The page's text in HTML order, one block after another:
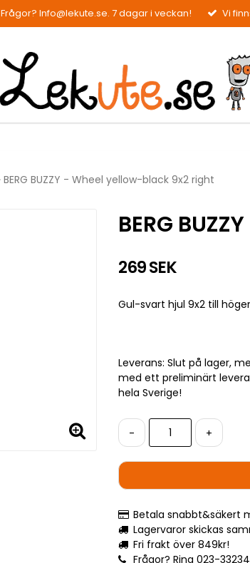
Frågor? Info@lekute.se. 7 dagar i veckan! Vi
BERG BUZZY - Wheel yellow-black 9x2 right
BERG
269 SEK
Gul-svart hjul 9x2 till
Leverans:Slut på lager,
med ett preliminärt
hela Sverige!
- +
Betala snabbt&säkert
Lagervaror skickas
Fri frakt över 849kr!
Frågor? Ring 023-